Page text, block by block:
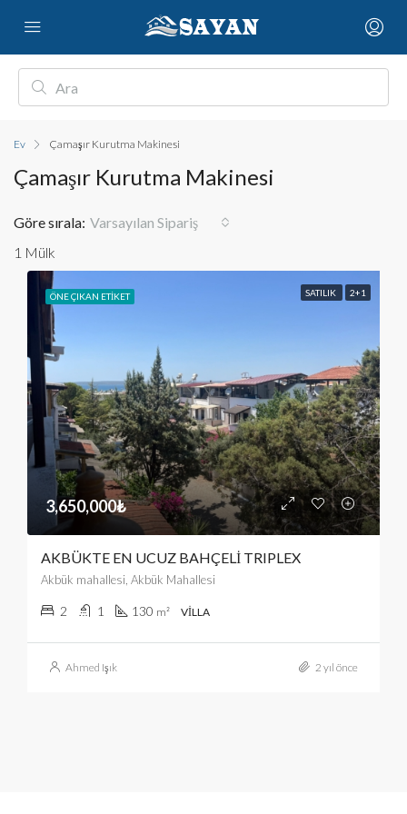
Ev Çamaşır Kurutma Makinesi
Çamaşır Kurutma Makinesi
1 Mülk
Göre sırala: Varsayılan Sipariş
ÖNE ÇIKAN ETIKET SATILIK 2+1
3,650,000₺
AKBÜKTE EN UCUZ BAHÇELİ TRIPLEX
Akbük mahallesi, Akbük Mahallesi
2 1 130 m² VILLA
Ahmed Işık 2 yıl önce